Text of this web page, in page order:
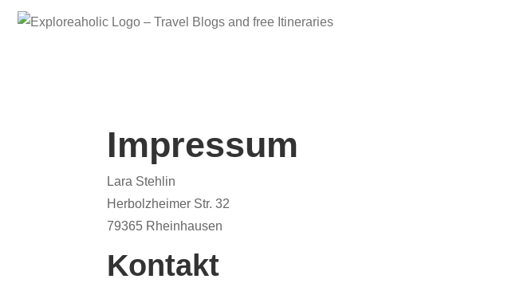
Impressum
Lara Stehlin
Herbolzheimer Str. 32
79365 Rheinhausen
Kontakt